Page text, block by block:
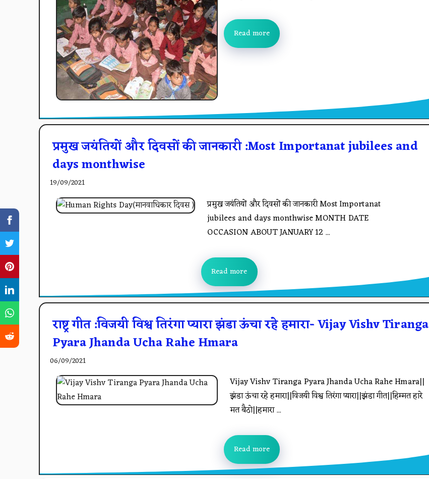
Read more
प्रमुख जयंतियों और दिवसों की जानकारी :Most Importanat jubilees and
days monthwise
19/09/2021
प्रमुख जयंतियों और दिवसों की जानकारी Most Importanat
jubilees and days monthwise MONTH DATE
OCCASION ABOUT JANUARY 12 ...
Read more
राष्ट्र गीत :विजयी विश्व तिरंगा प्यारा झंडा ऊंचा रहे हमारा- Vijay Vishv Tiranga
Pyara Jhanda Ucha Rahe Hmara
06/09/2021
Vijay Vishv Tiranga Pyara Jhanda Ucha Rahe Hmara||
झंडा ऊंचा रहे हमारा||विजयी विश्व तिरंगा प्यारा||झंडा गीत||हिम्मत हारे
मत बैठो||हमारा ...
Read more